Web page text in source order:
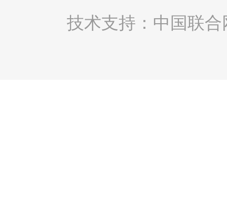
技术支持：中国联